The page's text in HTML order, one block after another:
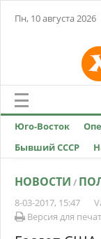
Пн, 10 августа 2026
Юго-Восток
Бывший СССР
НОВОСТИ /
8-03-2017, 15:47
Версия для